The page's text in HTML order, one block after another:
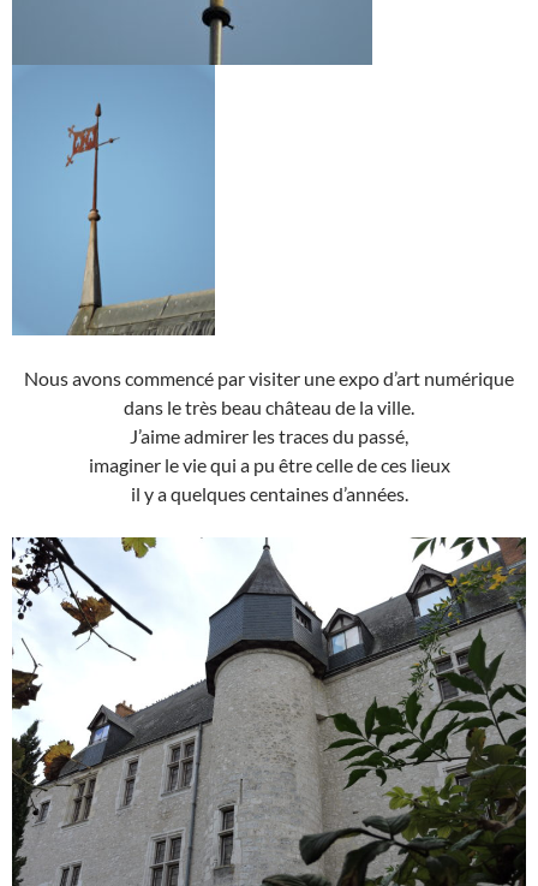
Nous avons commencé par visiter une expo d’art numérique
dans le très beau château de la ville.
J’aime admirer les traces du passé,
imaginer le vie qui a pu être celle de ces lieux
il y a quelques centaines d’années.